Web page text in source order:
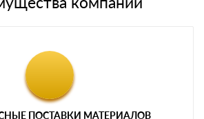
ПОСТАВКИ МАТЕРИАЛОВ